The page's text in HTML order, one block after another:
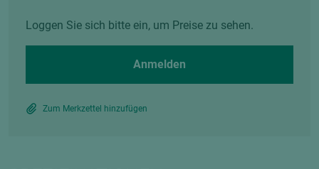
Loggen Sie sich bitte ein, um Preise zu sehen.
Anmelden
Zum Merkzettel hinzufügen